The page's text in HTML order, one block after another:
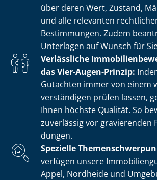
über deren Wert, Zustand,
und alle relevanten
Bestimmungen. Zudem
Unterlagen auf Wunsch für
Verlässliche
das Vier-Augen-Prinzip:
Gutachten immer von einem
ver­stän­di­gen prüfen lassen,
Ihnen höchste Qualität. So
zuverlässig vor gravierenden
dun­gen.
Spezielle
verfügen unsere
Appel, Nordheide und